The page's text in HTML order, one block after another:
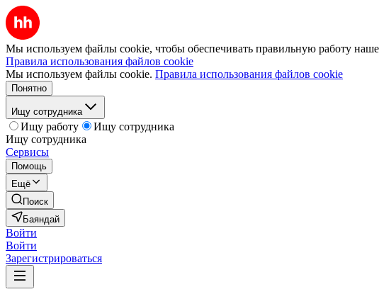
Мы используем файлы cookie, чтобы обеспечивать правильную работу
Правила использования файлов cookie
Мы используем файлы cookie. Правила использования файлов cookie
Понятно
Ищу сотрудника
Ищу работу
Ищу сотрудника
Ищу сотрудника
Сервисы
Помощь
Ещё
Поиск
Баяндай
Войти
Войти
Зарегистрироваться